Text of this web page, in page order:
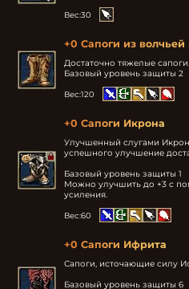
Вес:30
+0 Сапоги из волчьей
Достаточно тяжелые сапоги.
Базовый уровень защиты 2
Вес:120
+0 Сапоги Икрона
Улучшенный слугами
успешного улучшение
Базовый уровень защиты 1
Можно улучшить до +3 с
усиления.
Вес:60
+0 Сапоги Ифрита
Сапоги, источающие силу
Базовый уровень защиты 6